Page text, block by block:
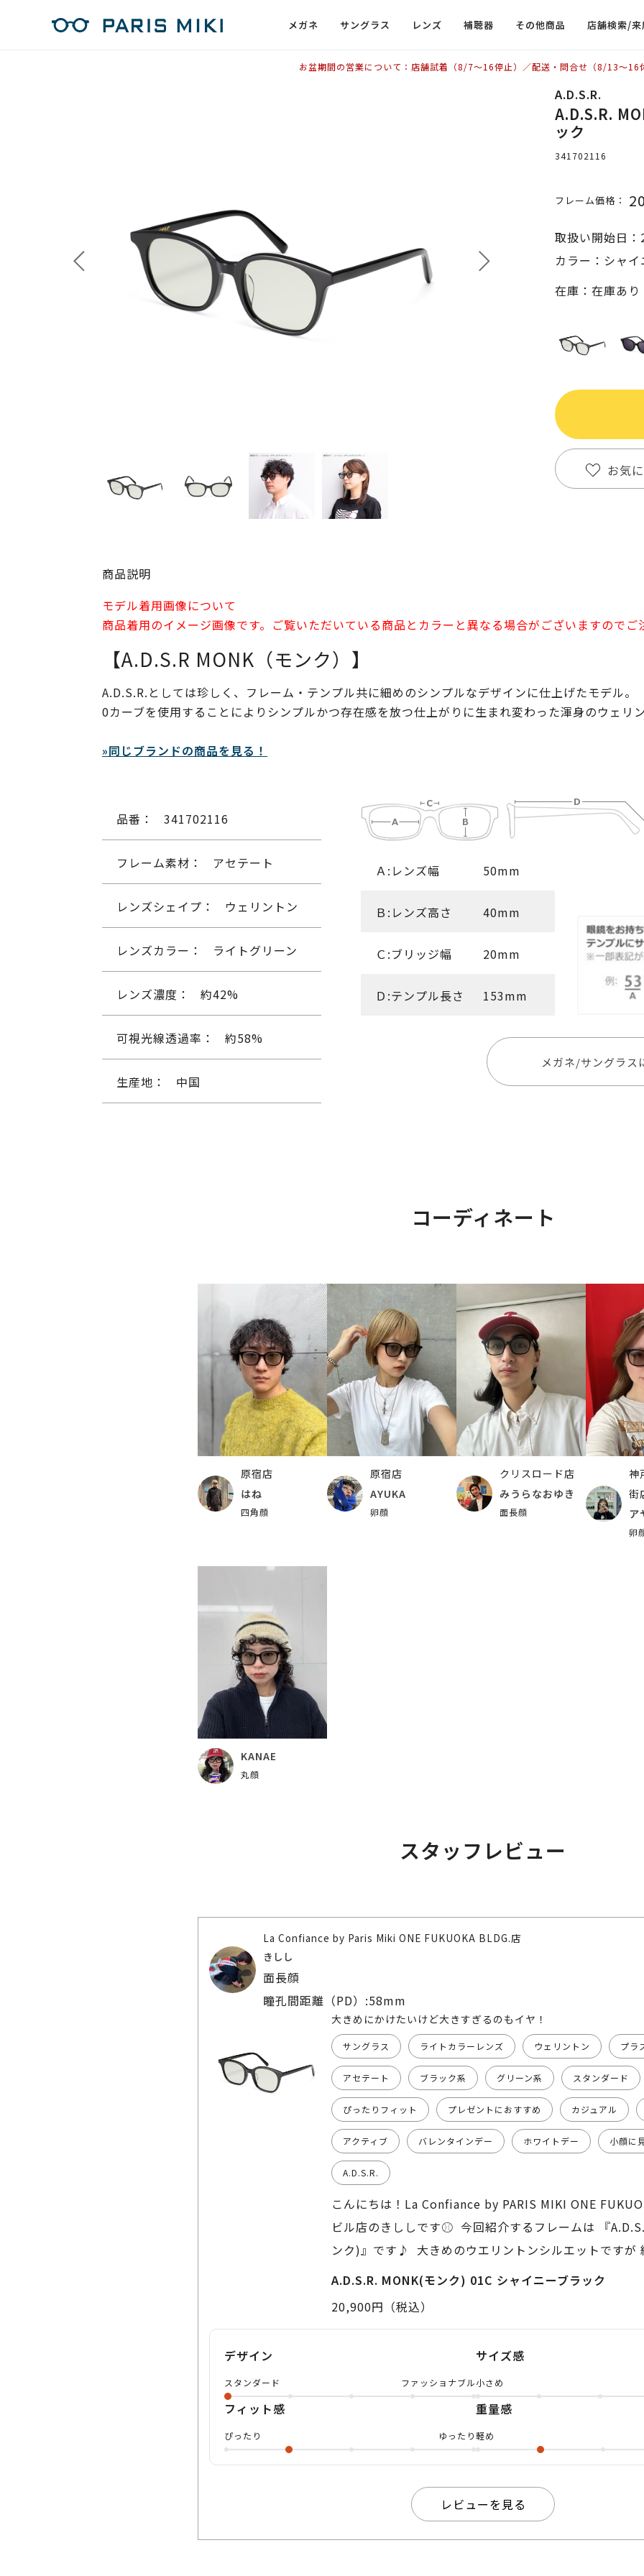
メガネ サングラス レンズ 補聴器 その他商品 店舗検索/
お盆期間の営業について：店舗試着（8/7〜16停止）／配送・問合せ（8/13〜16
A.D.S.R.
A.D.S.R.
ック
341702116
フレーム価格：
取扱い開始日
カラー：シャ
在庫：在庫あり
お気
商品説明
モデル着用画像について
商品着用のイメージ画像です。ご覧いただいている商品とカラーと異なる場合がございますのでご
【A.D.S.R MONK（モンク）】
A.D.S.R.としては珍しく、フレーム・テンプル共に細めのシンプルなデザインに仕上げたモデル。
0カーブを使用することによりシンプルかつ存在感を放つ仕上がりに生まれ変わった渾身のウェリ
»同じブランドの商品を見る！
品番： 341702116
フレーム素材： アセテート
レンズシェイプ： ウェリントン
レンズカラー： ライトグリーン
レンズ濃度： 約42%
可視光線透過率： 約58%
生産地： 中国
Ａ:レンズ幅 50mm
Ｂ:レンズ高さ 40mm
Ｃ:ブリッジ幅 20mm
Ｄ:テンプル長さ 153mm
メガネ/サングラス
コーディネート
原宿店
はね
四角顔
原宿店
AYUKA
卵顔
クリスロード店
みうらなおゆき
面長顔
神
街
ア
卵
KANAE
丸顔
スタッフレビュー
La Confiance by Paris Miki ONE FUKUOKA BLDG.店
きしし
面長顔
瞳孔間距離（PD）:58mm
大きめにかけたいけど大きすぎるのもイヤ！
サングラス ライトカラーレンズ ウェリントン プラ
アセテート ブラック系 グリーン系 スタンダード
ぴったりフィット プレゼントにおすすめ カジュアル
アクティブ バレンタインデー ホワイトデー 小顔に
A.D.S.R.
こんにちは！La Confiance by PARIS MIKI ONE
ビル店のきししです⚾️ 今回紹介するフレームは 『
ンク)』です♪ 大きめのウエリントンシルエットですが
より今っぽいデザイン☝🏻 大きいサングラスを探してい
とありませんか…？ 店頭でも、そういった方にオスス
すぎず、でもしっかり大きい」というサイズ感なんで
方に合いやすいデザインなので プレゼントにもオスス
覧いただきありがとうございます😊 お近くのパリミキ
でお待ちしております⚾️
A.D.S.R. MONK(モンク) 01C シャイニーブラック
20,900円（税込）
デザイン
スタンダード ファッショナブル
サイズ感
小さめ
フィット感
ぴったり ゆったり
重量感
軽め
レビューを見る